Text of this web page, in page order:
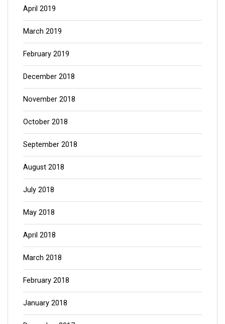
April 2019
March 2019
February 2019
December 2018
November 2018
October 2018
September 2018
August 2018
July 2018
May 2018
April 2018
March 2018
February 2018
January 2018